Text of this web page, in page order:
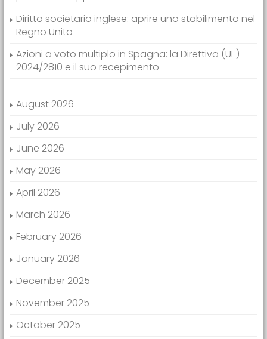
Diritto societario inglese: aprire uno stabilimento nel
Regno Unito
Azioni a voto multiplo in Spagna: la Direttiva (UE)
2024/2810 e il suo recepimento
August 2026
July 2026
June 2026
May 2026
April 2026
March 2026
February 2026
January 2026
December 2025
November 2025
October 2025